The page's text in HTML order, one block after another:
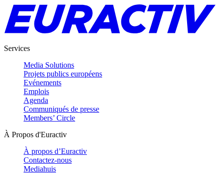
Services
Media Solutions
Projets publics européens
Evénements
Emplois
Agenda
Communiqués de presse
Members’ Circle
À Propos d'Euractiv
À propos d’Euractiv
Contactez-nous
Mediahuis